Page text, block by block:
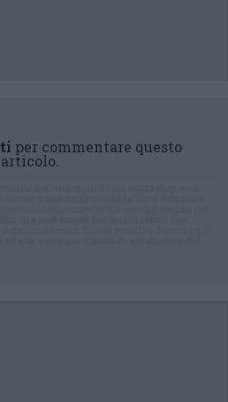
per commentare questo
articolo.